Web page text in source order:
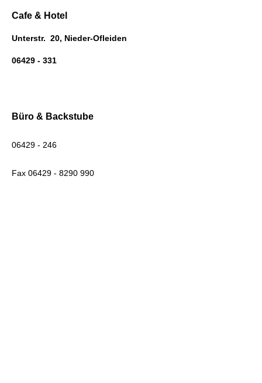
Cafe & Hotel
Unterstr. 20, Nieder-Ofleiden
06429 - 331
Büro & Backstube
06429 - 246
Fax 06429 - 8290 990